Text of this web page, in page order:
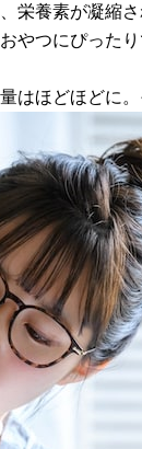
栄養素が凝縮
やつにぴったり
はほどほどに